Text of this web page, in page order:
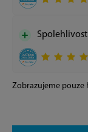
Zobrazujeme pouze